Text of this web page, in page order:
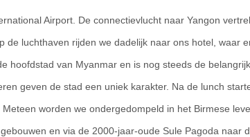
Airport. De connectievlucht naar Yangon
luchthaven rijden we dadelijk naar ons hotel, waar
hoofdstad van Myanmar en is nog steeds de
geven de stad een uniek karakter. Na de lunch
worden we ondergedompeld in het Birmese
en via de 2000-jaar-oude Sule Pagoda naar